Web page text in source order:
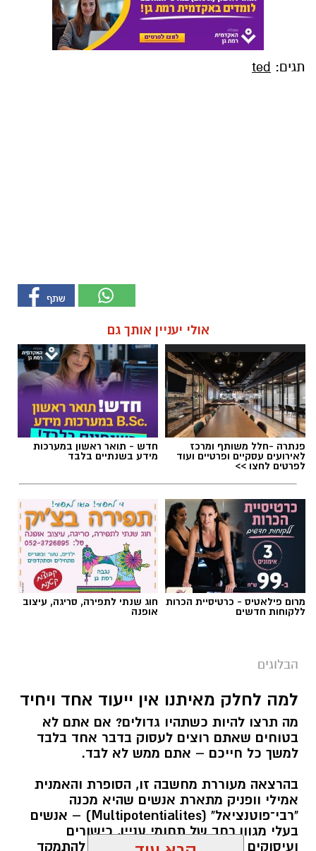
תגים: ted
אולי יעניין אותך גם
פנתרה -חלל משותף ומרכז
לאירועים עסקיים ופרטיים ועוד
לפרטים לחצו >>
חדש - תואר ראשון במערכות
מידע בשנתיים בלבד
מרום פילאטיס - כרטיסיית הכרות
ללקוחות חדשים
חוג שנתי לתפירה, סריגה, עיצוב
אופנה
הבלוגים
למה לחלק מאיתנו אין ייעוד אחד ויחיד
מה תרצו להיות כשתהיו גדולים? אם אתם לא
בטוחים שאתם רוצים לעסוק בדבר אחד בלבד
למשך כל חייכם – אתם ממש לא לבד.
בהרצאה מעוררת מחשבה זו, הסופרת והאמנית
אמילי וופניק מתארת אנשים שהיא מכנה
"רבי־פוטנציאל" (Multipotentialites) – אנשים
בעלי מגוון רחב של תחומי עניין, כישורים
ועיסוקים שונים לאורך חייהם, במקום להתמקד